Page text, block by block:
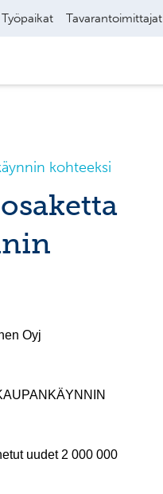
Työpaikat Tavarantoimittajat
kohteeksi
Oyj
uudet 2 000 000